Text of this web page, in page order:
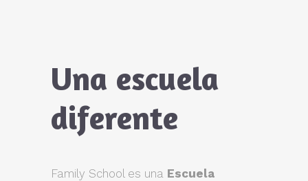
Una escuela
diferente
Family School es una Escuela